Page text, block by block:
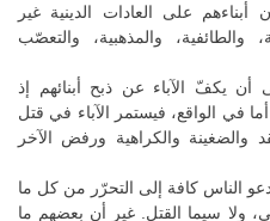
أبناءهم على العادات الدينية غير
والطائفية، والمذهبية، والتعصّب
يكفّ الآباء عن ذبح أبنائهم إذ
في الواقع، فيستمر الآباء في قتل
والضغينة والكراهية ورفض الآخر
الناس كافة إلى التحرّر من كل ما
ولا سيما القتل. غير أن بعضهم ما